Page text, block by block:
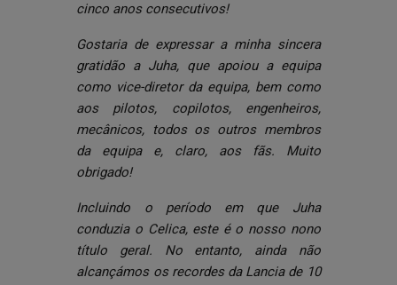
cinco anos consecutivos!
Gostaria de expressar a minha sincera
gratidão a Juha, que apoiou a equipa
como vice-diretor da equipa, bem como
aos pilotos, copilotos, engenheiros,
mecânicos, todos os outros membros
da equipa e, claro, aos fãs. Muito
obrigado!
Incluindo o período em que Juha
conduzia o Celica, este é o nosso nono
título geral. No entanto, ainda não
alcançámos os recordes da Lancia de 10